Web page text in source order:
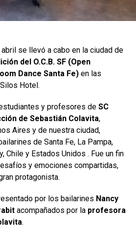
se llevó a cabo en la ciudad de
del O.C.B. SF (Open
Dance Santa Fe) en las
Hotel.
y profesores de SC
de Sebastián Colavita,
Aires y de nuestra ciudad,
de Santa Fe, La Pampa,
Chile y Estados Unidos . Fue un fin
y emociones compartidas,
protagonista.
por los bailarines Nancy
acompañados por la profesora
.